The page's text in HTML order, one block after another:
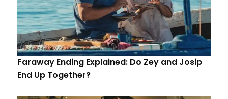
Faraway Ending Explained: Do Zey and Josip
End Up Together?